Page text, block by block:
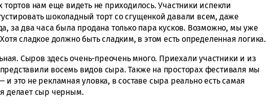
тортов нам еще видеть не приходилось. Участники испекли
шоколадный торт со сгущенкой давали всем, даже
за два часа была продана только пара кусков. Возможно, мы уже
сладкое должно быть сладким, в этом есть определенная логика.
Сыров здесь очень-преочень много. Приехали участники и из
восемь видов сыра. Также на просторах фестиваля мы
это не рекламная уловка, в составе сыра реально есть самая
делает сыр черным.